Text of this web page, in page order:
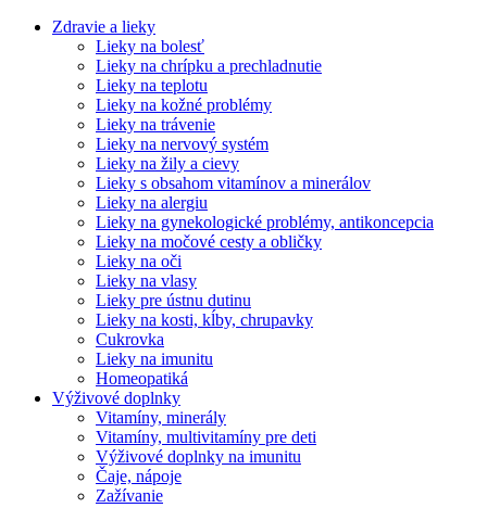
Zdravie a lieky
Lieky na bolesť
Lieky na chrípku a prechladnutie
Lieky na teplotu
Lieky na kožné problémy
Lieky na trávenie
Lieky na nervový systém
Lieky na žily a cievy
Lieky s obsahom vitamínov a minerálov
Lieky na alergiu
Lieky na gynekologické problémy, antikoncepcia
Lieky na močové cesty a obličky
Lieky na oči
Lieky na vlasy
Lieky pre ústnu dutinu
Lieky na kosti, kĺby, chrupavky
Cukrovka
Lieky na imunitu
Homeopatiká
Výživové doplnky
Vitamíny, minerály
Vitamíny, multivitamíny pre deti
Výživové doplnky na imunitu
Čaje, nápoje
Zažívanie